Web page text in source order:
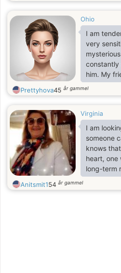
Ohio
I am
very
constantly
him. My
good
surprises,
Prettyhova45 år gammel
Virginia
I am
someone
knows
heart, one
long-term
marriage
to love
Anitsmit154 år gammel